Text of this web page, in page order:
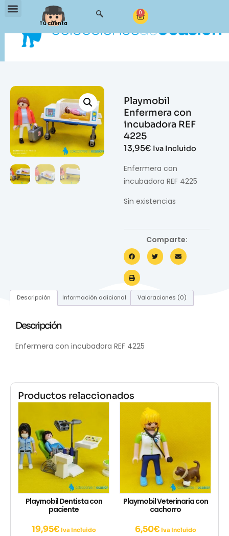
Tu cuenta
0
Playmobil
Enfermera con
incubadora REF
4225
13,95€ Iva Incluido
Enfermera con
incubadora REF 4225
Sin existencias
Comparte:
Descripción Información adicional Valoraciones (0)
Descripción
Enfermera con incubadora REF 4225
Productos relaccionados
Playmobil Dentista con
paciente
19,95€ Iva Incluido
Playmobil Veterinaria con
cachorro
6,50€ Iva Incluido